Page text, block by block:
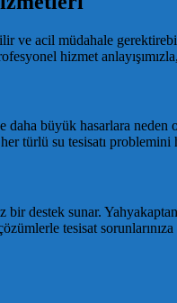
ve acil müdahale
hizmet
daha büyük hasarlara
türlü su tesisatı
destek sunar.
tesisat